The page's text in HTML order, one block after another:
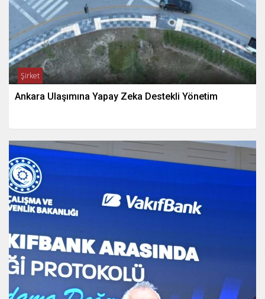
Şirket
Ankara Ulaşımına Yapay Zeka Destekli Yönetim